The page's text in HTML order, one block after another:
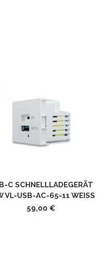
C SCHNELLLADEGERÄT
VL-USB-AC-65-11 WEISS L
IVOLO
59,00 €